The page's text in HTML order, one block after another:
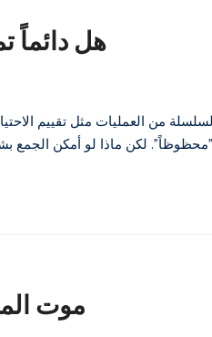
هل دائماً
من العمليات مثل تقييم
موت